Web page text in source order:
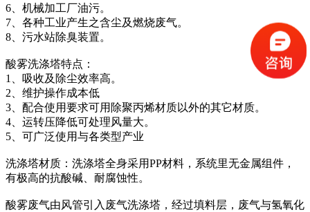
6、机械加工厂油污。
7、各种工业产生之含尘及燃烧废气。
8、污水站除臭装置。
酸雾洗涤塔特点：
1、吸收及除尘效率高。
2、维护操作成本低
3、配合使用要求可用除聚丙烯材质以外的其它材质。
4、运转压降低可处理风量大。
5、可广泛使用与各类型产业
洗涤塔材质：洗涤塔全身采用PP材料，系统里无金属组件，
有极高的抗酸碱、耐腐蚀性。
酸雾废气由风管引入废气洗涤塔，经过填料层，废气与氢氧化